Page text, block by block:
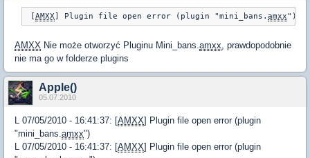
AMXX ] Plugin file open error (plugin "mini_bans. amxx")
AMXX Nie może otworzyć Pluginu Mini_bans.amxx, prawdopodobnie
nie ma go w folderze plugins
Apple()
05.07.2010
L 07/05/2010 - 16:41:37: [AMXX] Plugin file open error (plugin
"mini_bans.amxx")
L 07/05/2010 - 16:41:37: [AMXX] Plugin file open error (plugin